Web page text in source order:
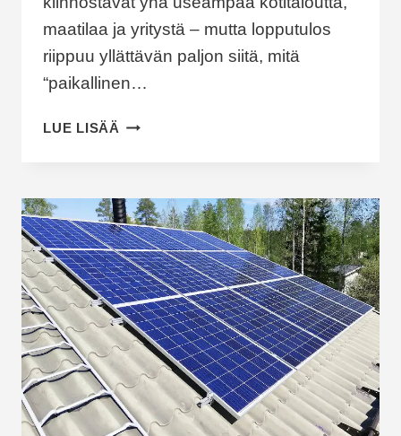
maatilaa ja yritystä – mutta lopputulos
riippuu yllättävän paljon siitä, mitä
“paikallinen…
LUE LISÄÄ AURINKOPANEELIT
PAIKALLINEN
ASENNUS
OIKEASTI
TARKOITTAA
AIKATAULUN,
LAADUN
JA
PALVELUN
KANNALTA?